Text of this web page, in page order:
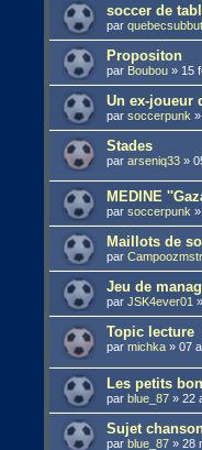
soccer de
par
Propositon
par Boubou » 15
Un ex-joueur
parsoccerpunk
Stades
pararseniq33 »
MEDINE
parsoccerpunk
Maillots de
par
Jeu de
parJSK4ever01
Topic lecture
parmichka »07
Les petits
parblue_87 »22
Sujet
parblue_87 »28